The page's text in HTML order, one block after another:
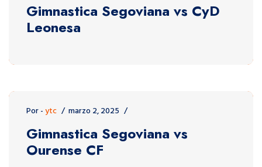
Gimnastica Segoviana vs CyD
Leonesa
Por -ytc marzo 2, 2025
Gimnastica Segoviana vs
Ourense CF